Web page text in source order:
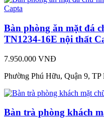
Bàn phòng ăn mặt đá
TN1234-16E nội thất
7.950.000 VNĐ
Phường Phú Hữu, Quận 9,
Bàn trà phòng khách